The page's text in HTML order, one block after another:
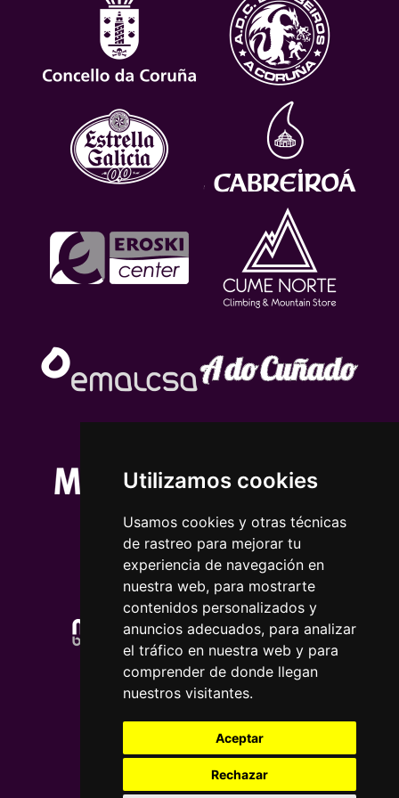
Utilizamos cookies
Usamos cookies y otras técnicas
de rastreo para mejorar tu
experiencia de navegación en
nuestra web, para mostrarte
contenidos personalizados y
anuncios adecuados, para analizar
el tráfico en nuestra web y para
comprender de donde llegan
nuestros visitantes.
Aceptar
Rechazar